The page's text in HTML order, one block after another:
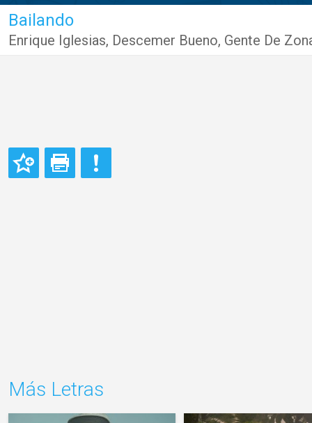
Bailando
Enrique Iglesias, Descemer Bueno, Gente De
Más Letras